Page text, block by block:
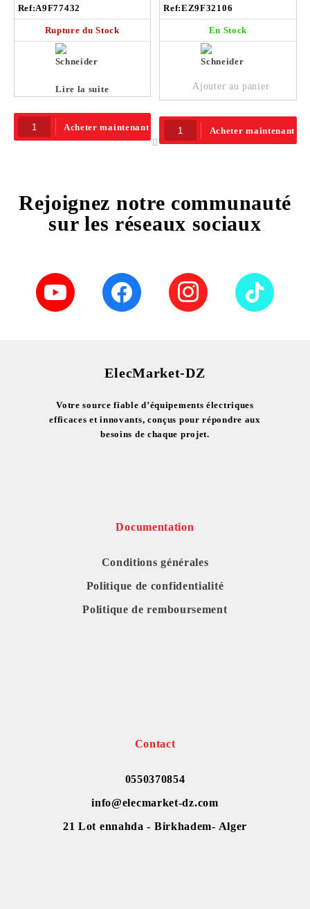
Ref:A9F77432
Rupture du Stock
Lire la suite
Acheter maintenant
Ref:EZ9F32106
En Stock
Ajouter au panier
Acheter maintenant
Rejoignez notre communauté
sur les réseaux sociaux
ElecMarket-DZ
Votre source fiable d’équipements électriques
efficaces et innovants, conçus pour répondre aux
besoins de chaque projet.
Documentation
Conditions générales
Politique de confidentialité
Politique de remboursement
Contact
0550370854
info@elecmarket-dz.com
21 Lot ennahda - Birkhadem- Alger